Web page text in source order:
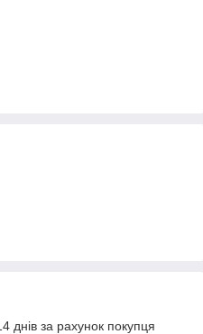
днів за рахунок покупця